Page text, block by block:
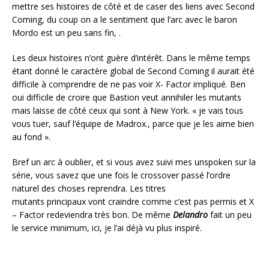
mettre ses histoires de côté et de caser des liens avec Second
Coming, du coup on a le sentiment que l’arc avec le baron
Mordo est un peu sans fin, .
Les deux histoires n’ont guère d’intérêt. Dans le même temps
étant donné le caractère global de Second Coming il aurait été
difficile à comprendre de ne pas voir X- Factor impliqué. Ben
oui difficile de croire que Bastion veut annihiler les mutants
mais laisse de côté ceux qui sont à New York. « je vais tous
vous tuer, sauf l’équipe de Madrox., parce que je les aime bien
au fond ».
Bref un arc à oublier, et si vous avez suivi mes unspoken sur la
série, vous savez que une fois le crossover passé l’ordre
naturel des choses reprendra. Les titres
mutants principaux vont craindre comme c’est pas permis et X
– Factor redeviendra très bon. De même Delandro fait un peu
le service minimum, ici, je l’ai déjà vu plus inspiré.